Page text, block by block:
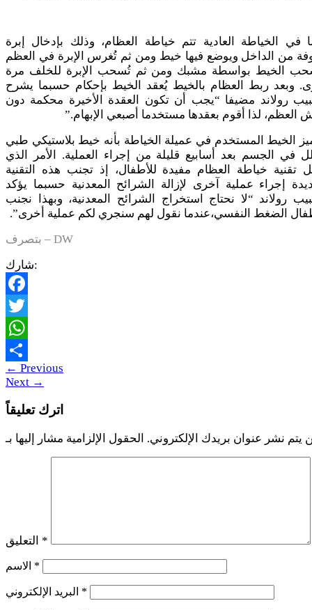
في الخياطة العادية تتم خياطة العظام، وذلك بإدخال إبرة
من الداخل ويوضع فيها خيط ومن ثم تُغرس الإبرة في العظم
الخيط بواسطة مشبك ومن ثم تُسحب الإبرة للخلف مرة
وبعد ربط العظام بالخيط يُعقد الخيط بإحكام حسبما يشرح
رولاند مضيفا “يجب أن تكون العقدة الأخيرة محكمة دون
العظم، لذا أقوم بعقدها مستخدما أصبعي الإبهام.”
الخيط المستخدم في عميلة الخياطة بأنه خيط بلاستيكي طبي
في الجسم بعد أسابيع قليلة من إجراء العملية. الأمر الذي
تقنية خياطة العظام مفيدة للأطفال، إذ تجنب هذه التقنية
إجراء عملية آخرى لإزالة الشرائح المعدنية حسبما يؤكد
رولاند “لا نحتاج استخراج الشرائح المعدنية، وبهذا نجنب
الضغط النفسي،عندما نقول لهم سنجري لكم عملية أخرى”.
DW – بتصرف
شارك:
Facebook
Twitter
WhatsApp
Share
← Previous
Next →
اترك تعليقاً
يتم نشر عنوان بريدك الإلكتروني.
*
*
*